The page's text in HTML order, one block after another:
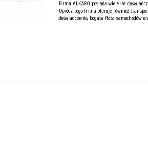
Firma ALKARO posiada wiele lat
Oprócz tego firma oferuje również
doświadczenie, bogata flota samochodów